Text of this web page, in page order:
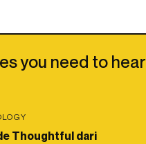
you need to hear
Thoughtful dari